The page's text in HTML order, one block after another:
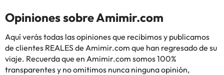
Opiniones sobre Amimir.com
Aquí verás todas las opiniones que recibimos y publicamos
de clientes REALES de Amimir.com que han regresado de su
viaje. Recuerda que en Amimir.com somos 100%
transparentes y no omitimos nunca ninguna opinión,